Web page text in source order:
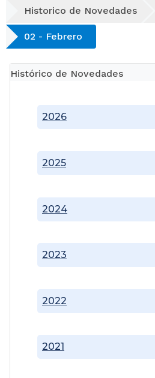
Historico de Novedades
02 - Febrero
Histórico de Novedades
2021
2022
2023
2024
2025
2026